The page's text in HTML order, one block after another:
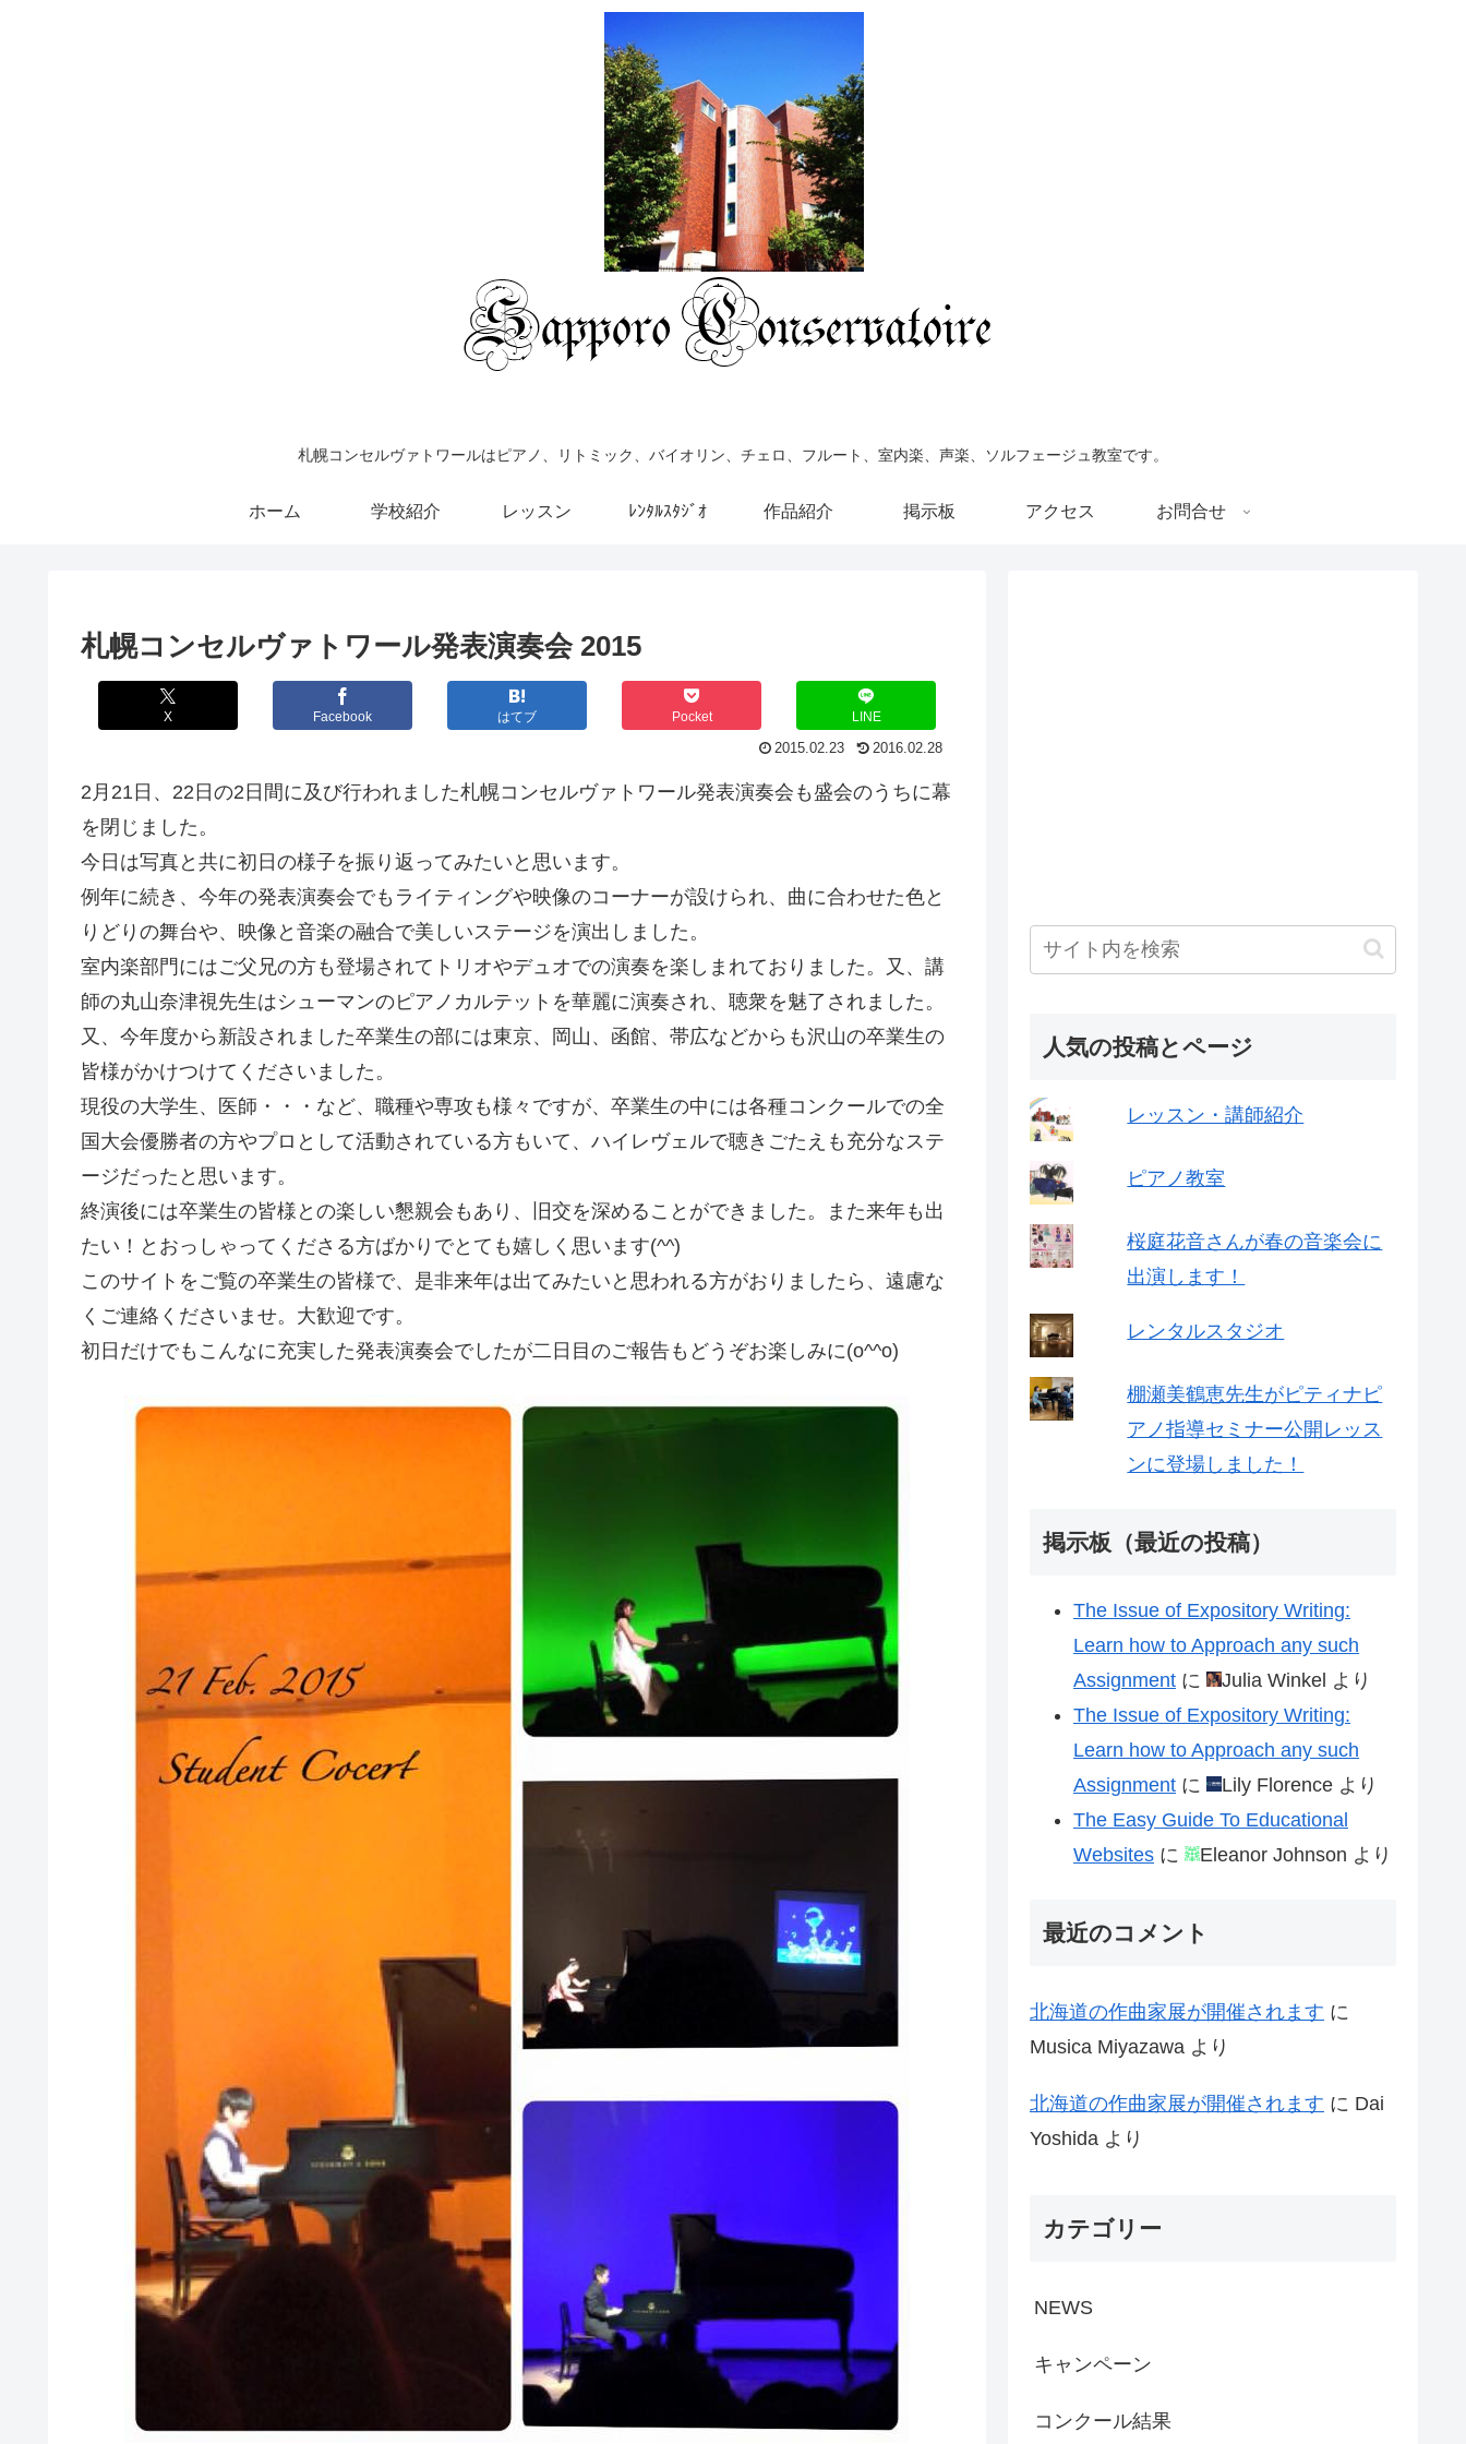
札幌コンセルヴァトワールはピアノ、リトミック、バイオリン、チェロ、フルート、室内楽、声楽、ソルフェージュ教室です。
ホーム 学校紹介 レッスン ﾚﾝﾀﾙｽﾀｼﾞｵ 作品紹介 掲示板 アクセス お問合せ
札幌コンセルヴァトワール発表演奏会 2015
X Facebook はてブ Pocket LINE
2015.02.23 2016.02.28
2月21日、22日の2日間に及び行われました札幌コンセルヴァトワール発表演奏会も盛会のうちに幕
を閉じました。
今日は写真と共に初日の様子を振り返ってみたいと思います。
例年に続き、今年の発表演奏会でもライティングや映像のコーナーが設けられ、曲に合わせた色と
りどりの舞台や、映像と音楽の融合で美しいステージを演出しました。
室内楽部門にはご父兄の方も登場されてトリオやデュオでの演奏を楽しまれておりました。又、講
師の丸山奈津視先生はシューマンのピアノカルテットを華麗に演奏され、聴衆を魅了されました。
又、今年度から新設されました卒業生の部には東京、岡山、函館、帯広などからも沢山の卒業生の
皆様がかけつけてくださいました。
現役の大学生、医師・・・など、職種や専攻も様々ですが、卒業生の中には各種コンクールでの全
国大会優勝者の方やプロとして活動されている方もいて、ハイレヴェルで聴きごたえも充分なステ
ージだったと思います。
終演後には卒業生の皆様との楽しい懇親会もあり、旧交を深めることができました。また来年も出
たい！とおっしゃってくださる方ばかりでとても嬉しく思います(^^)
このサイトをご覧の卒業生の皆様で、是非来年は出てみたいと思われる方がおりましたら、遠慮な
くご連絡くださいませ。大歓迎です。
初日だけでもこんなに充実した発表演奏会でしたが二日目のご報告もどうぞお楽しみに(o^^o)
人気の投稿とページ
レッスン・講師紹介
ピアノ教室
桜庭花音さんが春の音楽会に
出演します！
レンタルスタジオ
棚瀬美鶴恵先生がピティナピ
アノ指導セミナー公開レッス
ンに登場しました！
掲示板（最近の投稿）
The Issue of Expository Writing:
Learn how to Approach any such
Assignment に Julia Winkel より
The Issue of Expository Writing:
Learn how to Approach any such
Assignment に Lily Florence より
The Easy Guide To Educational
Websites に Eleanor Johnson より
最近のコメント
北海道の作曲家展が開催されます に
Musica Miyazawa より
北海道の作曲家展が開催されます に Dai
Yoshida より
カテゴリー
NEWS
キャンペーン
コンクール結果